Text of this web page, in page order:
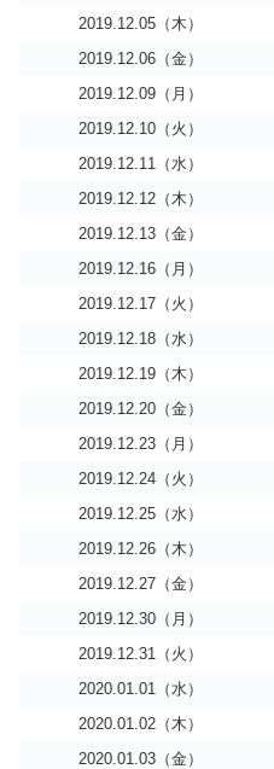
2019.12.05（木）
2019.12.06（金）
2019.12.09（月）
2019.12.10（火）
2019.12.11（水）
2019.12.12（木）
2019.12.13（金）
2019.12.16（月）
2019.12.17（火）
2019.12.18（水）
2019.12.19（木）
2019.12.20（金）
2019.12.23（月）
2019.12.24（火）
2019.12.25（水）
2019.12.26（木）
2019.12.27（金）
2019.12.30（月）
2019.12.31（火）
2020.01.01（水）
2020.01.02（木）
2020.01.03（金）